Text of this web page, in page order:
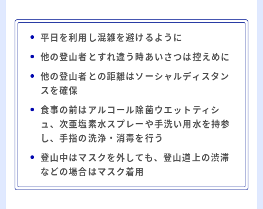
平日を利用し混雑を避けるように
他の登山者とすれ違う時あいさつは控えめに
他の登山者との距離はソーシャルディスタン
スを確保
食事の前はアルコール除菌ウエットティシ
ュ、次亜塩素水スプレーや手洗い用水を持参
し、手指の洗浄・消毒を行う
登山中はマスクを外しても、登山道上の渋滞
などの場合はマスク着用